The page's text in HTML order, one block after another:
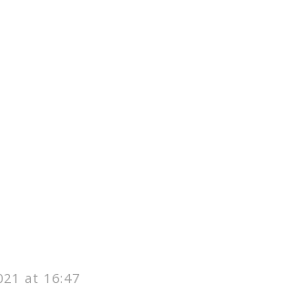
at 16:47